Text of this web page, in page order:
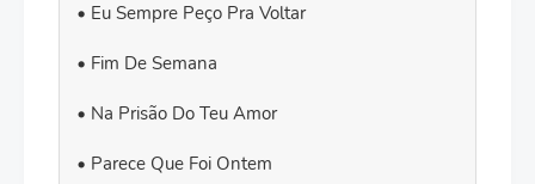
Eu Sempre Peço Pra Voltar
Fim De Semana
Na Prisão Do Teu Amor
Parece Que Foi Ontem